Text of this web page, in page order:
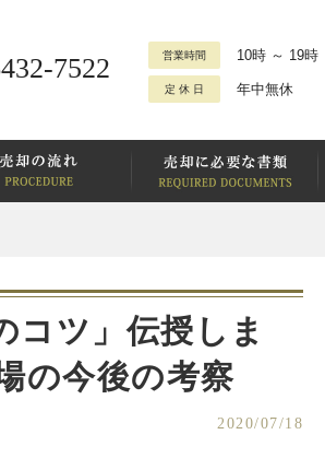
7522 営業時間 10時 ～ 19時
定 休 日 年中無休
コツ」伝授しま
の今後の考察
2020/07/18